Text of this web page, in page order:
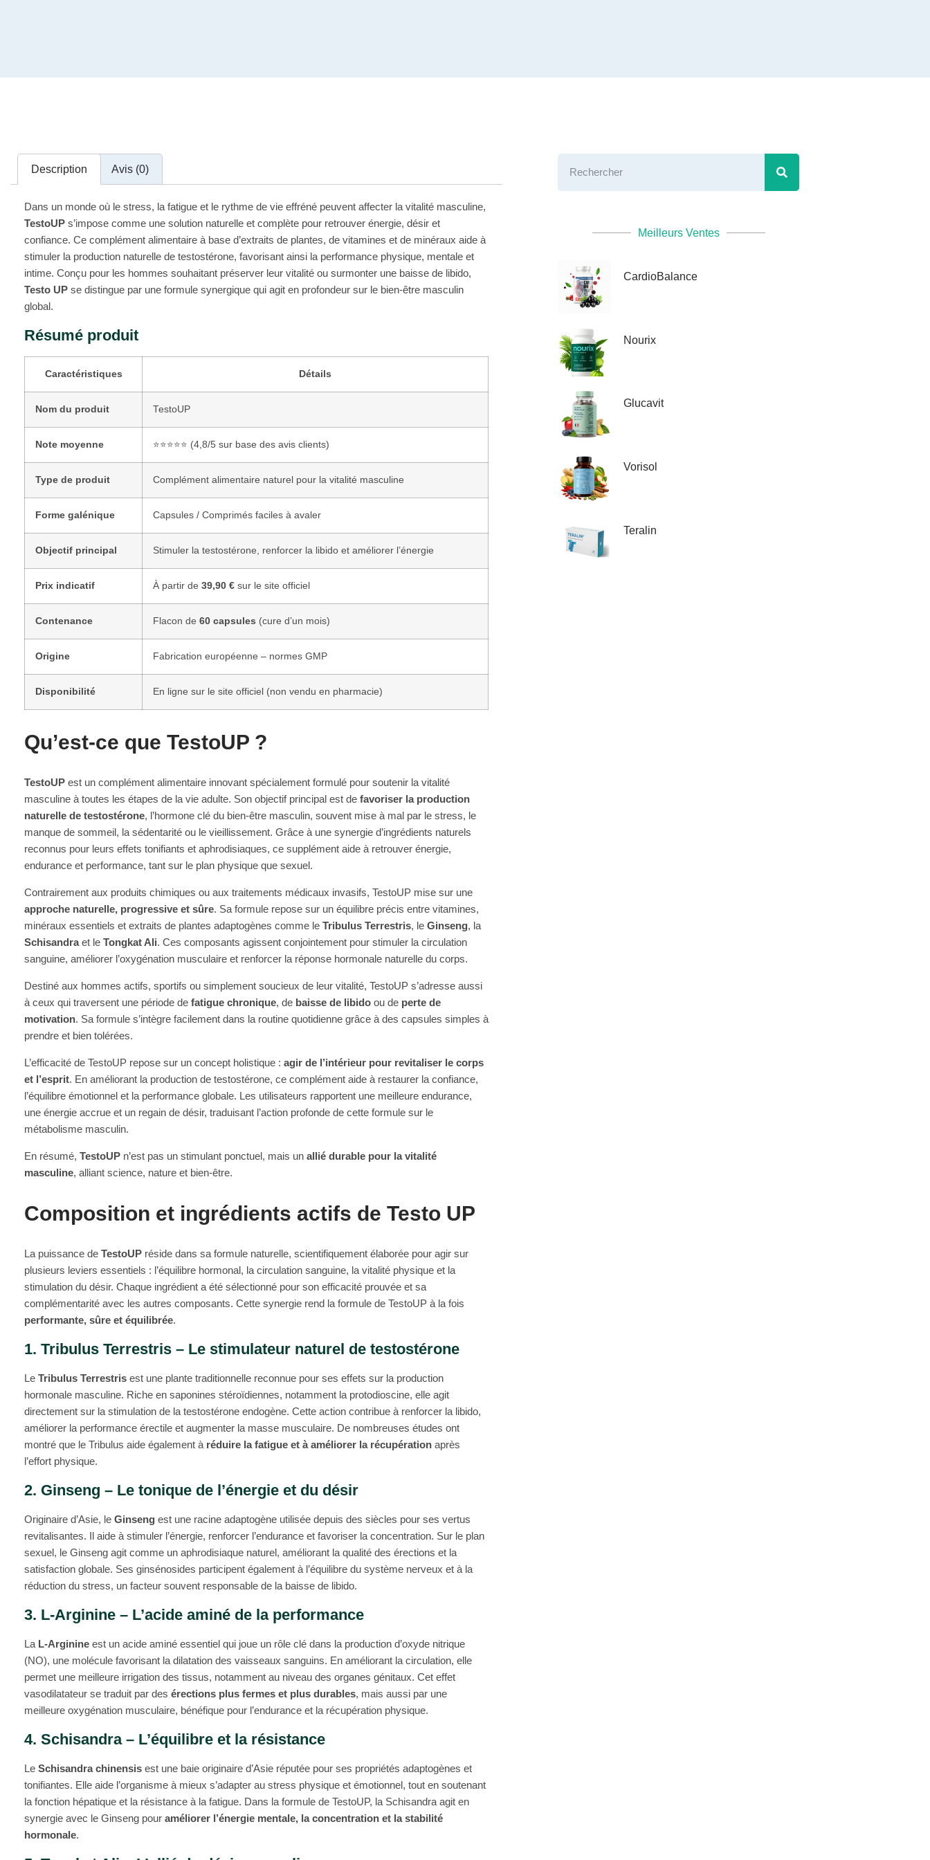
Description Avis (0)
Dans un monde où le stress, la fatigue et le rythme de vie effréné peuvent affecter la vitalité masculine,
TestoUP s’impose comme une solution naturelle et complète pour retrouver énergie, désir et
confiance. Ce complément alimentaire à base d’extraits de plantes, de vitamines et de minéraux aide à
stimuler la production naturelle de testostérone, favorisant ainsi la performance physique, mentale et
intime. Conçu pour les hommes souhaitant préserver leur vitalité ou surmonter une baisse de libido,
Testo UP se distingue par une formule synergique qui agit en profondeur sur le bien-être masculin
global.
Résumé produit
Caractéristiques Détails
Nom du produit TestoUP
Note moyenne ⭐⭐⭐⭐⭐ (4,8/5 sur base des avis clients)
Type de produit Complément alimentaire naturel pour la vitalité masculine
Forme galénique Capsules / Comprimés faciles à avaler
Objectif principal Stimuler la testostérone, renforcer la libido et améliorer l’énergie
Prix indicatif À partir de 39,90 € sur le site officiel
Contenance Flacon de 60 capsules (cure d’un mois)
Origine Fabrication européenne – normes GMP
Disponibilité En ligne sur le site officiel (non vendu en pharmacie)
Qu’est-ce que TestoUP ?
TestoUP est un complément alimentaire innovant spécialement formulé pour soutenir la vitalité
masculine à toutes les étapes de la vie adulte. Son objectif principal est de favoriser la production
naturelle de testostérone, l’hormone clé du bien-être masculin, souvent mise à mal par le stress, le
manque de sommeil, la sédentarité ou le vieillissement. Grâce à une synergie d’ingrédients naturels
reconnus pour leurs effets tonifiants et aphrodisiaques, ce supplément aide à retrouver énergie,
endurance et performance, tant sur le plan physique que sexuel.
Contrairement aux produits chimiques ou aux traitements médicaux invasifs, TestoUP mise sur une
approche naturelle, progressive et sûre. Sa formule repose sur un équilibre précis entre vitamines,
minéraux essentiels et extraits de plantes adaptogènes comme le Tribulus Terrestris, le Ginseng, la
Schisandraet le Tongkat Ali. Ces composants agissent conjointement pour stimuler la circulation
sanguine, améliorer l’oxygénation musculaire et renforcer la réponse hormonale naturelle du corps.
Destiné aux hommes actifs, sportifs ou simplement soucieux de leur vitalité, TestoUP s’adresse aussi
à ceux qui traversent une période de fatigue chronique, de baisse de libido ou de perte de
motivation. Sa formule s’intègre facilement dans la routine quotidienne grâce à des capsules simples à
prendre et bien tolérées.
L’efficacité de TestoUP repose sur un concept holistique : agir de l’intérieur pour revitaliser le corps
et l’esprit. En améliorant la production de testostérone, ce complément aide à restaurer la confiance,
l’équilibre émotionnel et la performance globale. Les utilisateurs rapportent une meilleure endurance,
une énergie accrue et un regain de désir, traduisant l’action profonde de cette formule sur le
métabolisme masculin.
En résumé, TestoUP n’est pas un stimulant ponctuel, mais un allié durable pour la vitalité
masculine, alliant science, nature et bien-être.
Composition et ingrédients actifs de Testo UP
La puissance de TestoUP réside dans sa formule naturelle, scientifiquement élaborée pour agir sur
plusieurs leviers essentiels : l’équilibre hormonal, la circulation sanguine, la vitalité physique et la
stimulation du désir. Chaque ingrédient a été sélectionné pour son efficacité prouvée et sa
complémentarité avec les autres composants. Cette synergie rend la formule de TestoUP à la fois
performante, sûre et équilibrée.
1. Tribulus Terrestris – Le stimulateur naturel de testostérone
Le Tribulus Terrestris est une plante traditionnelle reconnue pour ses effets sur la production
hormonale masculine. Riche en saponines stéroïdiennes, notamment la protodioscine, elle agit
directement sur la stimulation de la testostérone endogène. Cette action contribue à renforcer la libido,
améliorer la performance érectile et augmenter la masse musculaire. De nombreuses études ont
montré que le Tribulus aide également à réduire la fatigue et à améliorer la récupération après
l’effort physique.
2. Ginseng – Le tonique de l’énergie et du désir
Originaire d’Asie, le Ginseng est une racine adaptogène utilisée depuis des siècles pour ses vertus
revitalisantes. Il aide à stimuler l’énergie, renforcer l’endurance et favoriser la concentration. Sur le plan
sexuel, le Ginseng agit comme un aphrodisiaque naturel, améliorant la qualité des érections et la
satisfaction globale. Ses ginsénosides participent également à l’équilibre du système nerveux et à la
réduction du stress, un facteur souvent responsable de la baisse de libido.
3. L-Arginine – L’acide aminé de la performance
La L-Arginine est un acide aminé essentiel qui joue un rôle clé dans la production d’oxyde nitrique
(NO), une molécule favorisant la dilatation des vaisseaux sanguins. En améliorant la circulation, elle
permet une meilleure irrigation des tissus, notamment au niveau des organes génitaux. Cet effet
vasodilatateur se traduit par des érections plus fermes et plus durables, mais aussi par une
meilleure oxygénation musculaire, bénéfique pour l’endurance et la récupération physique.
4. Schisandra – L’équilibre et la résistance
Le Schisandra chinensis est une baie originaire d’Asie réputée pour ses propriétés adaptogènes et
tonifiantes. Elle aide l’organisme à mieux s’adapter au stress physique et émotionnel, tout en soutenant
la fonction hépatique et la résistance à la fatigue. Dans la formule de TestoUP, la Schisandra agit en
synergie avec le Ginseng pour améliorer l’énergie mentale, la concentration et la stabilité
hormonale.
Meilleurs Ventes
CardioBalance
Nourix
Glucavit
Vorisol
Teralin